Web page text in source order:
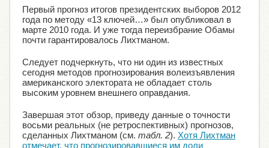
Первый прогноз итогов президентских выборов 2012
года по методу «13 ключей…» был опубликовал в
марте 2010 года. И уже тогда переизбрание Обамы
почти гарантировалось Лихтманом.
Следует подчеркнуть, что ни один из известных
сегодня методов прогнозирования волеизъявления
американского электората не обладает столь
высоким уровнем внешнего оправдания.
Завершая этот обзор, приведу данные о точности
восьми реальных (не ретроспективных) прогнозов,
сделанных Лихтманом (см. табл. 2). Хотя Лихтман
отмечает, что прогнозировавшиеся им доли